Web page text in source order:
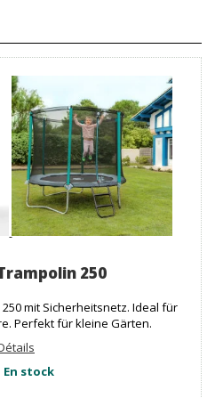
250
mit Sicherheitsnetz. Ideal für
Perfekt für kleine Gärten.
En stock